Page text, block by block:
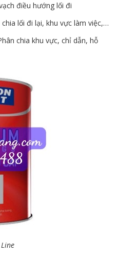
điều hướng lối đi
lối đi lại, khu vực làm việc,…
chia khu vực, chỉ dẫn, hỗ